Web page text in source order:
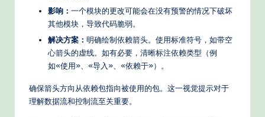
影响： 一个模块的更改可能会在没有预警的情况下破坏
其他模块，导致代码脆弱。
解决方案： 明确绘制依赖箭头。使用标准符号，如带空
心箭头的虚线。如有必要，清晰标注依赖类型（例
如«使用»、«导入»、«依赖于»）。
确保箭头方向从依赖包指向被使用的包。这一视觉提示对于
理解数据流和控制流至关重要。